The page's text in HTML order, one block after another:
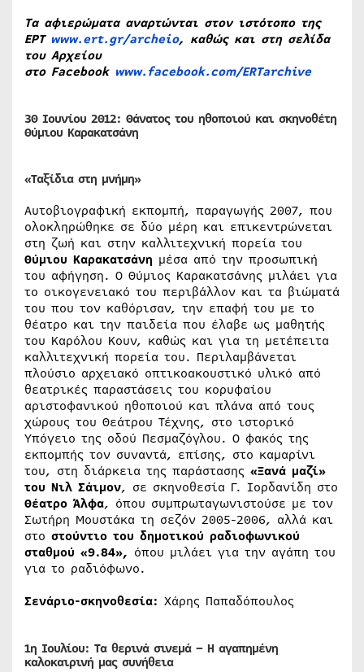
Τα αφιερώματα αναρτώνται στον ιστότοπο της
ΕΡΤ www.ert.gr/archeio, καθώς και στη σελίδα
του Αρχείου
στο Facebook www.facebook.com/ERTarchive
30 Ιουνίου 2012: Θάνατος του ηθοποιού και σκηνοθέτη
Θύμιου Καρακατσάνη
«Ταξίδια στη μνήμη»
Αυτοβιογραφική εκπομπή, παραγωγής 2007, που
ολοκληρώθηκε σε δύο μέρη και επικεντρώνεται
στη ζωή και στην καλλιτεχνική πορεία του
Θύμιου Καρακατσάνη μέσα από την προσωπική
του αφήγηση. Ο Θύμιος Καρακατσάνης μιλάει για
το οικογενειακό του περιβάλλον και τα βιώματά
του που τον καθόρισαν, την επαφή του με το
θέατρο και την παιδεία που έλαβε ως μαθητής
του Καρόλου Κουν, καθώς και για τη μετέπειτα
καλλιτεχνική πορεία του. Περιλαμβάνεται
πλούσιο αρχειακό οπτικοακουστικό υλικό από
θεατρικές παραστάσεις του κορυφαίου
αριστοφανικού ηθοποιού και πλάνα από τους
χώρους του Θεάτρου Τέχνης, στο ιστορικό
Υπόγειο της οδού Πεσμαζόγλου. Ο φακός της
εκπομπής τον συναντά, επίσης, στο καμαρίνι
του, στη διάρκεια της παράστασης «Ξανά μαζί»
του Νιλ Σάιμον, σε σκηνοθεσία Γ. Ιορδανίδη στο
Θέατρο Άλφα, όπου συμπρωταγωνιστούσε με τον
Σωτήρη Μουστάκα τη σεζόν 2005-2006, αλλά και
στο στούντιο του δημοτικού ραδιοφωνικού
σταθμού «9.84», όπου μιλάει για την αγάπη του
για το ραδιόφωνο.
Σενάριο-σκηνοθεσία: Χάρης Παπαδόπουλος
1η Ιουλίου: Τα θερινά σινεμά – Η αγαπημένη
καλοκαιρινή μας συνήθεια